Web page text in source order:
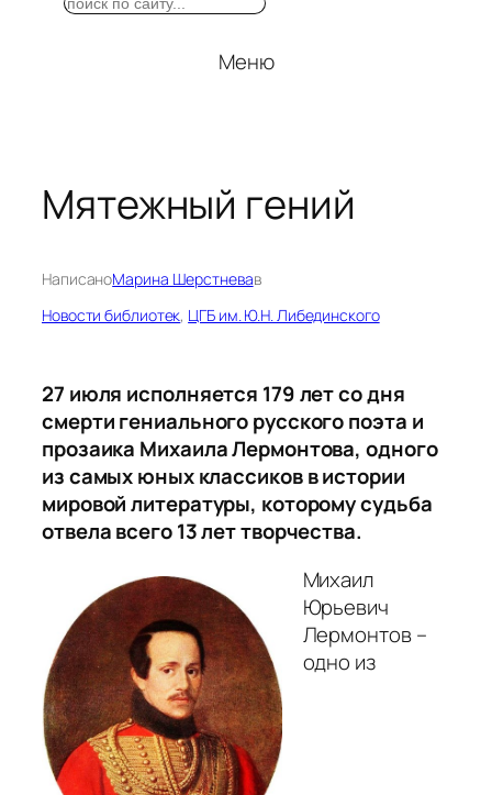
Меню
Мятежный гений
НаписаноМарина Шерстневав
Новости библиотек, ЦГБ им. Ю.Н. Либединского
27 июля исполняется 179 лет со дня
смерти гениального русского поэта и
прозаика Михаила Лермонтова, одного
из самых юных классиков в истории
мировой литературы, которому судьба
отвела всего 13 лет творчества.
Михаил
Юрьевич
Лермонтов –
одно из